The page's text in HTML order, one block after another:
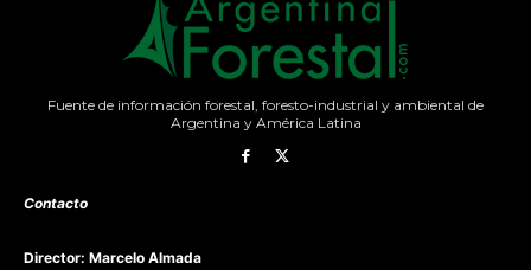
Fuente de información forestal, foresto-industrial y ambiental de
Argentina y América Latina
Contacto
Director: Marcelo Almada